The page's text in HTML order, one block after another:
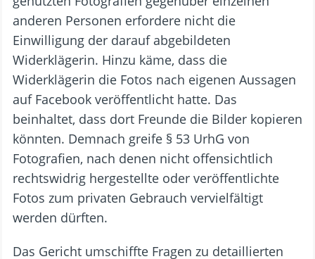
anderen Personen erfordere nicht die
Einwilligung der darauf abgebildeten
Widerklägerin. Hinzu käme, dass die
Widerklägerin die Fotos nach eigenen Aussagen
auf Facebook veröffentlicht hatte. Das
beinhaltet, dass dort Freunde die Bilder kopieren
könnten. Demnach greife § 53 UrhG von
Fotografien, nach denen nicht offensichtlich
rechtswidrig hergestellte oder veröffentlichte
Fotos zum privaten Gebrauch vervielfältigt
werden dürften.
Das Gericht umschiffte Fragen zu detaillierten